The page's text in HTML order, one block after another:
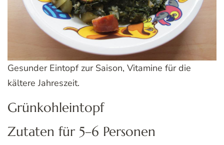
Gesunder Eintopf zur Saison, Vitamine für die
kältere Jahreszeit.
Grünkohleintopf
Zutaten für 5–6 Personen